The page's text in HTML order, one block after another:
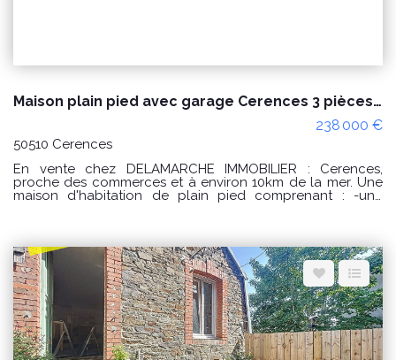
Maison plain pied avec garage Cerences 3 pièces proche des commodités
238 000 €
50510 Cerences
En vente chez DELAMARCHE IMMOBILIER : Cerences,
proche des commerces et à environ 10km de la mer. Une
maison d'habitation de plain pied comprenant : -une
une avec placard. -un garage. Le tout sur un terrain
d'environ 571m². Prix : 238000 € honoraires à la charge du
vendeur. Classe énergie : D (246) Classe climat : B (7)
Montant estimé des dépenses annuelles d'énergie pour un
usage standard : entre 1450 € et 2030 € / an. Prix moyens
des énergies indexés sur les années 2021, 2022 et 2023
(abonnements compris) "Les informations sur les risques
auxquels ce bien est exposé sont disponibles sur le site
Géorisques : www.georisques.gouv.fr" POUR VISITER :